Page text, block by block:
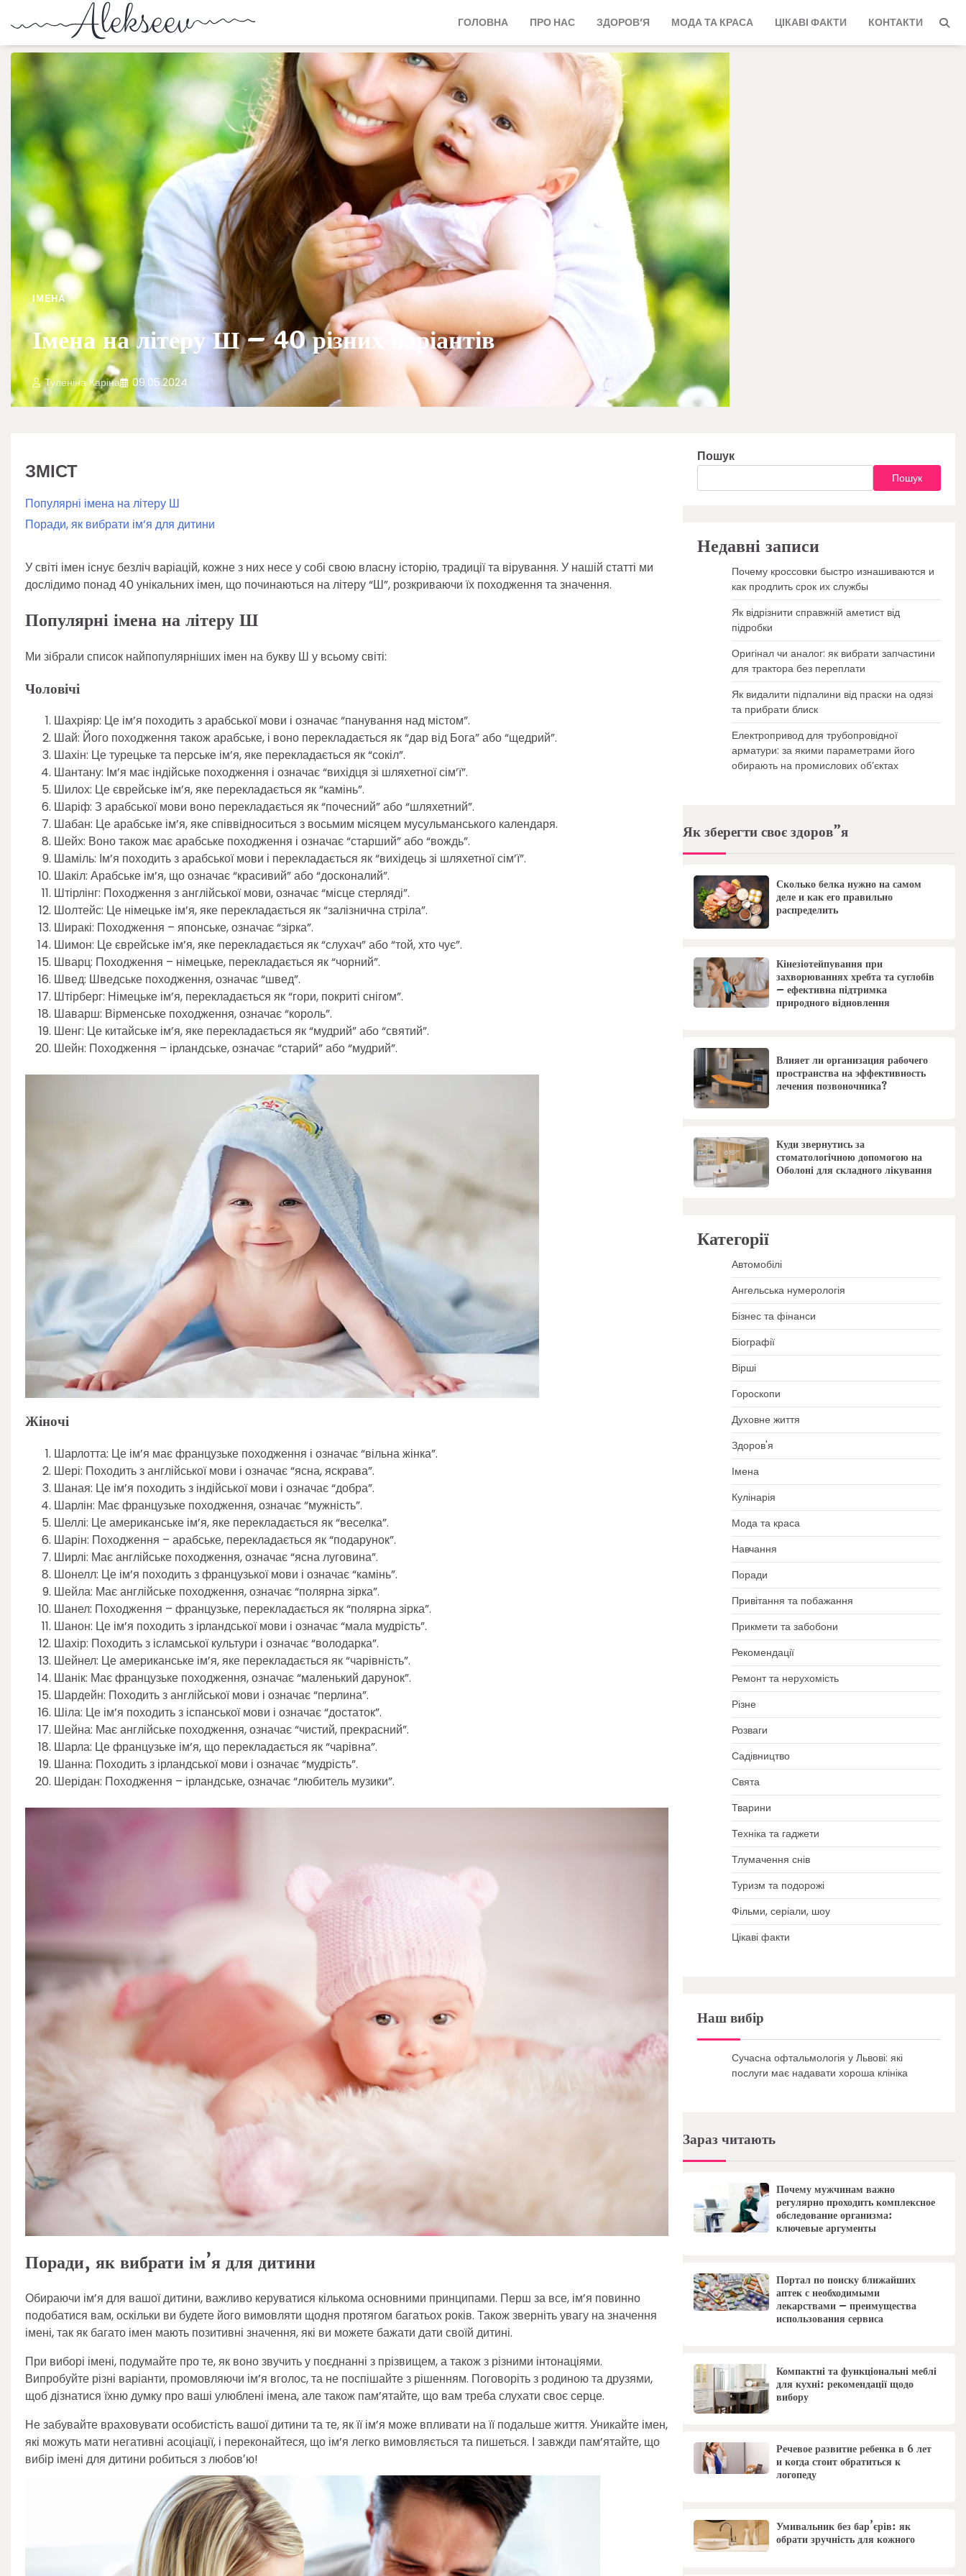
ГОЛОВНА ПРО НАС ЗДОРОВ’Я МОДА ТА КРАСА ЦІКАВІ ФАКТИ КОНТАКТИ
ІМЕНА
Імена на літеру Ш – 40 різних варіантів
Туленіна Каріна 09.05.2024
ЗМІСТ
Популярні імена на літеру Ш
Поради, як вибрати ім’я для дитини
У світі імен існує безліч варіацій, кожне з них несе у собі свою власну історію, традиції та вірування. У нашій статті ми
дослідимо понад 40 унікальних імен, що починаються на літеру “Ш”, розкриваючи їх походження та значення.
Популярні імена на літеру Ш
Ми зібрали список найпопулярніших імен на букву Ш у всьому світі:
Чоловічі
Шахріяр: Це ім’я походить з арабської мови і означає “панування над містом”.
Шай: Його походження також арабське, і воно перекладається як “дар від Бога” або “щедрий”.
Шахін: Це турецьке та перське ім’я, яке перекладається як “сокіл”.
Шантану: Ім’я має індійське походження і означає “вихідця зі шляхетної сім’ї”.
Шилох: Це єврейське ім’я, яке перекладається як “камінь”.
Шаріф: З арабської мови воно перекладається як “почесний” або “шляхетний”.
Шабан: Це арабське ім’я, яке співвідноситься з восьмим місяцем мусульманського календаря.
Шейх: Воно також має арабське походження і означає “старший” або “вождь”.
Шаміль: Ім’я походить з арабської мови і перекладається як “вихідець зі шляхетної сім’ї”.
Шакіл: Арабське ім’я, що означає “красивий” або “досконалий”.
Штірлінг: Походження з англійської мови, означає “місце стерляді”.
Шолтейс: Це німецьке ім’я, яке перекладається як “залізнична стріла”.
Ширакі: Походження – японське, означає “зірка”.
Шимон: Це єврейське ім’я, яке перекладається як “слухач” або “той, хто чує”.
Шварц: Походження – німецьке, перекладається як “чорний”.
Швед: Шведське походження, означає “швед”.
Штірберг: Німецьке ім’я, перекладається як “гори, покриті снігом”.
Шаварш: Вірменське походження, означає “король”.
Шенг: Це китайське ім’я, яке перекладається як “мудрий” або “святий”.
Шейн: Походження – ірландське, означає “старий” або “мудрий”.
Жіночі
Шарлотта: Це ім’я має французьке походження і означає “вільна жінка”.
Шері: Походить з англійської мови і означає “ясна, яскрава”.
Шаная: Це ім’я походить з індійської мови і означає “добра”.
Шарлін: Має французьке походження, означає “мужність”.
Шеллі: Це американське ім’я, яке перекладається як “веселка”.
Шарін: Походження – арабське, перекладається як “подарунок”.
Ширлі: Має англійське походження, означає “ясна луговина”.
Шонелл: Це ім’я походить з французької мови і означає “камінь”.
Шейла: Має англійське походження, означає “полярна зірка”.
Шанел: Походження – французьке, перекладається як “полярна зірка”.
Шанон: Це ім’я походить з ірландської мови і означає “мала мудрість”.
Шахір: Походить з ісламської культури і означає “володарка”.
Шейнел: Це американське ім’я, яке перекладається як “чарівність”.
Шанік: Має французьке походження, означає “маленький дарунок”.
Шардейн: Походить з англійської мови і означає “перлина”.
Шіла: Це ім’я походить з іспанської мови і означає “достаток”.
Шейна: Має англійське походження, означає “чистий, прекрасний”.
Шарла: Це французьке ім’я, що перекладається як “чарівна”.
Шанна: Походить з ірландської мови і означає “мудрість”.
Шерідан: Походження – ірландське, означає “любитель музики”.
Поради, як вибрати ім’я для дитини
Обираючи ім’я для вашої дитини, важливо керуватися кількома основними принципами. Перш за все, ім’я повинно
подобатися вам, оскільки ви будете його вимовляти щодня протягом багатьох років. Також зверніть увагу на значення
імені, так як багато імен мають позитивні значення, які ви можете бажати дати своїй дитині.
При виборі імені, подумайте про те, як воно звучить у поєднанні з прізвищем, а також з різними інтонаціями.
Випробуйте різні варіанти, промовляючи ім’я вголос, та не поспішайте з рішенням. Поговоріть з родиною та друзями,
щоб дізнатися їхню думку про ваші улюблені імена, але також пам’ятайте, що вам треба слухати своє серце.
Не забувайте враховувати особистість вашої дитини та те, як її ім’я може впливати на її подальше життя. Уникайте імен,
які можуть мати негативні асоціації, і переконайтеся, що ім’я легко вимовляється та пишеться. І завжди пам’ятайте, що
вибір імені для дитини робиться з любовʼю!
Пошук
Пошук
Недавні записи
Почему кроссовки быстро изнашиваются и
как продлить срок их службы
Як відрізнити справжній аметист від
підробки
Оригінал чи аналог: як вибрати запчастини
для трактора без переплати
Як видалити підпалини від праски на одязі
та прибрати блиск
Електропривод для трубопровідної
арматури: за якими параметрами його
обирають на промислових об’єктах
Як зберегти своє здоров”я
Сколько белка нужно на самом
деле и как его правильно
распределить
Кінезіотейпування при
захворюваннях хребта та суглобів
– ефективна підтримка
природного відновлення
Влияет ли организация рабочего
пространства на эффективность
лечения позвоночника?
Куди звернутись за
стоматологічною допомогою на
Оболоні для складного лікування
Категорії
Автомобілі
Ангельська нумерологія
Бізнес та фінанси
Біографії
Вірші
Гороскопи
Духовне життя
Здоров'я
Імена
Кулінарія
Мода та краса
Навчання
Поради
Привітання та побажання
Прикмети та забобони
Рекомендації
Ремонт та нерухомість
Різне
Розваги
Садівництво
Свята
Тварини
Техніка та гаджети
Тлумачення снів
Туризм та подорожі
Фільми, серіали, шоу
Цікаві факти
Наш вибір
Сучасна офтальмологія у Львові: які
послуги має надавати хороша клініка
Зараз читають
Почему мужчинам важно
регулярно проходить комплексное
обследование организма:
ключевые аргументы
Портал по поиску ближайших
аптек с необходимыми
лекарствами – преимущества
использования сервиса
Компактні та функціональні меблі
для кухні: рекомендації щодо
вибору
Речевое развитие ребенка в 6 лет
и когда стоит обратиться к
логопеду
Умивальник без бар’єрів: як
обрати зручність для кожного